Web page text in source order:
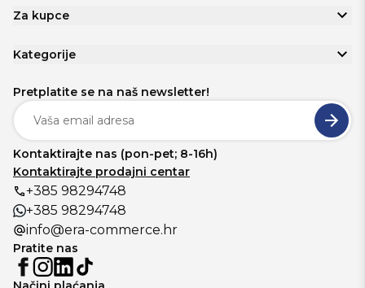
Za kupce
Kategorije
Pretplatite se na naš newsletter!
Kontaktirajte nas (pon-pet; 8-16h)
Kontaktirajte prodajni centar
+385 98294748
+385 98294748
info@era-commerce.hr
Pratite nas